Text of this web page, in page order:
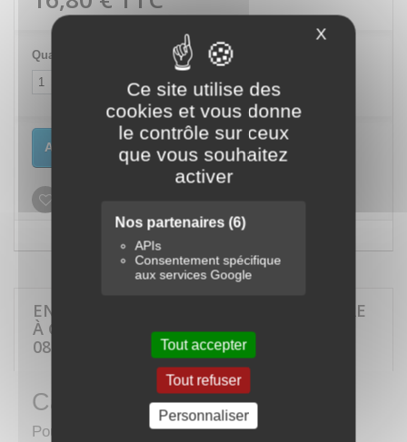
Ce site utilise des
cookies et vous donne
le contrôle sur ceux
que vous souhaitez
activer
Nos partenaires (6)
APIs
Consentement spécifique
aux services Google
Tout accepter
Tout refuser
Personnaliser
X Masquer
Quantité
Ajouter au panier
EN SAVOIR PLUS SUR CARTOUCHE FILTRE
À GASOIL POUR STATION RÉFÉRENCE
08599
Cartouche filtre à gasoil
Pour station gasoilréférence 08599